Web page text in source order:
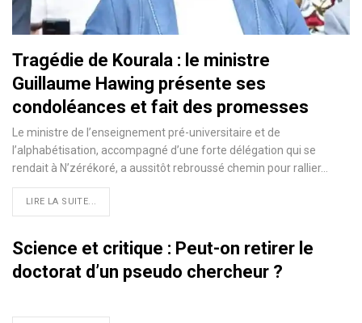
Tragédie de Kourala : le ministre
Guillaume Hawing présente ses
condoléances et fait des promesses
Le ministre de l’enseignement pré-universitaire et de
l’alphabétisation, accompagné d’une forte délégation qui se
rendait à N’zérékoré, a aussitôt rebroussé chemin pour rallier…
LIRE LA SUITE...
Science et critique : Peut-on retirer le
doctorat d’un pseudo chercheur ?